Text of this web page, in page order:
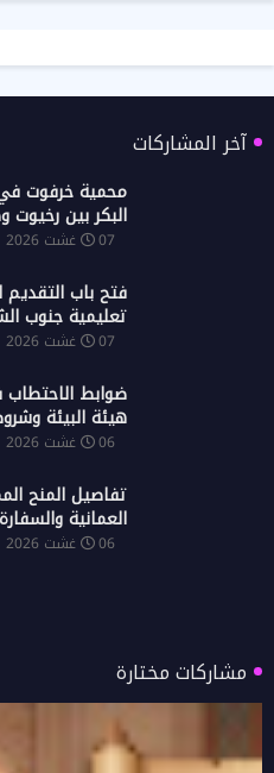
آخر المشاركات
محمية خرفوت في
البكر بين
07 غشت 2026
فتح باب التقديم
تعليمية جنوب الشرقية
07 غشت 2026
ضوابط
هيئة البيئة
06 غشت 2026
تفاصيل المنح
العمانية والسفارة
06 غشت 2026
مشاركات مختارة